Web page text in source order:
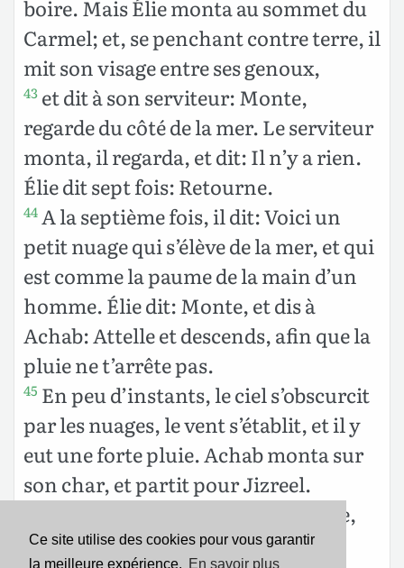
Ce site utilise des cookies pour vous garantir
la meilleure expérience. En savoir plus
boire. Mais Élie monta au sommet du
Carmel; et, se penchant contre terre, il
mit son visage entre ses genoux,
43 et dit à son serviteur: Monte,
regarde du côté de la mer. Le serviteur
monta, il regarda, et dit: Il n’y a rien.
Élie dit sept fois: Retourne.
44A la septième fois, il dit: Voici un
petit nuage qui s’élève de la mer, et qui
est comme la paume de la main d’un
homme. Élie dit: Monte, et dis à
Achab: Attelle et descends, afin que la
pluie ne t’arrête pas.
45 En peu d’instants, le ciel s’obscurcit
par les nuages, le vent s’établit, et il y
eut une forte pluie. Achab monta sur
son char, et partit pour Jizreel.
Et la main de l’Éternel fut sur Élie,
qui se ceignit les reins et courut